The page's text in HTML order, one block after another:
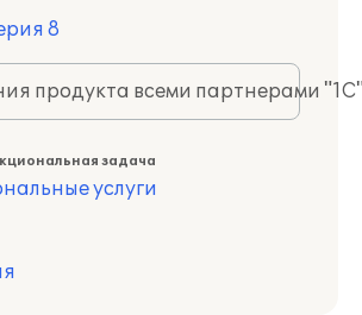
8
продукта всеми партнерами
задача
услуги